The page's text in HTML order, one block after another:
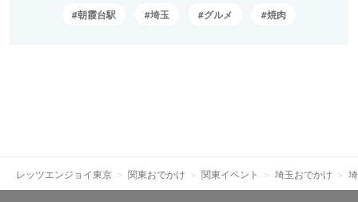
朝霞台駅 埼玉 グルメ 焼肉
レッツエンジョイ東京 関東おでかけ 関東イベント 埼玉おでかけ